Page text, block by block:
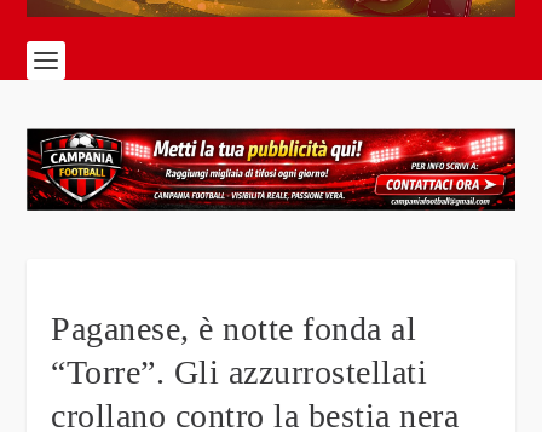
Paganese, è notte fonda al
“Torre”. Gli azzurrostellati
crollano contro la bestia nera